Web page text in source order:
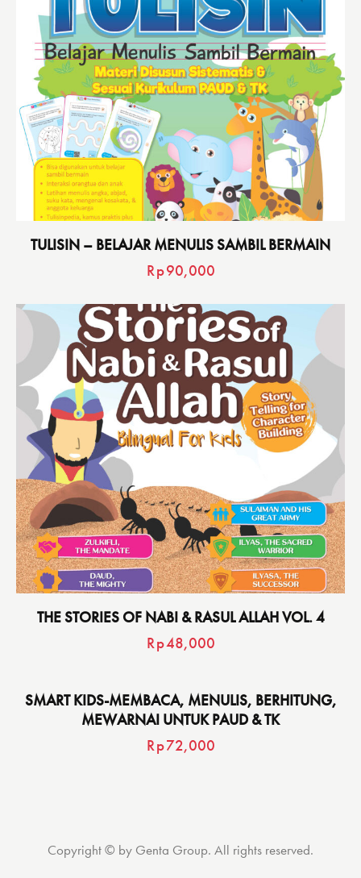
TULISIN – BELAJAR MENULIS SAMBIL BERMAIN
Rp90,000
THE STORIES OF NABI & RASUL ALLAH VOL. 4
Rp48,000
SMART KIDS-MEMBACA, MENULIS, BERHITUNG,
MEWARNAI UNTUK PAUD & TK
Rp72,000
Copyright © by Genta Group. All rights reserved.